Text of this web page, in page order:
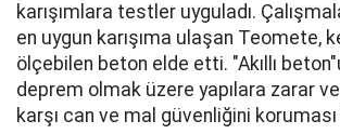
karışımlara testler uyguladı.
en uygun karışıma ulaşan Teomete,
ölçebilen beton elde etti. "Akıllı
deprem olmak üzere yapılara zarar
karşı can ve mal güvenliğini